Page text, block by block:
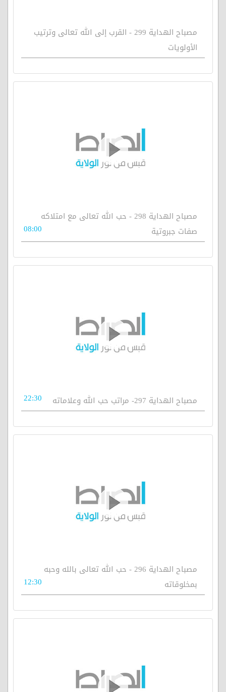
مصباح الهداية 299 - القرب إلى الله تعالى وترتيب
الأولويات
مصباح الهداية 298 - حب الله تعالى مع امتلاكه
صفات جبروتية
08:00
مصباح الهداية 297- مراتب حب الله وعلاماته 22:30
مصباح الهداية 296 - حب الله تعالى بالله وحبه
بمخلوقاته
12:30